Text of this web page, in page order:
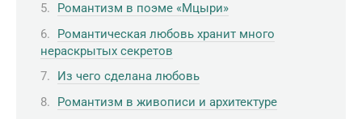
Романтизм в поэме «Мцыри»
Романтическая любовь хранит много
нераскрытых секретов
Из чего сделана любовь
Романтизм в живописи и архитектуре